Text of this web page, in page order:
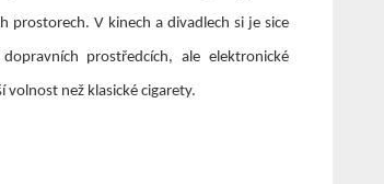
prostorech. V kinech a divadlech si je sice
prostředcích, ale elektronické
než klasické cigarety.